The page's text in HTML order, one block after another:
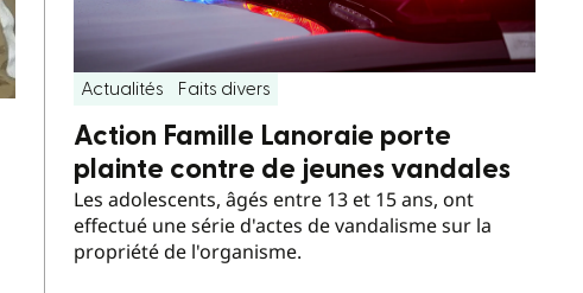
Actualités Faits divers
Action Famille Lanoraie porte
plainte contre de jeunes vandales
Les adolescents, âgés entre 13 et 15 ans, ont
effectué une série d'actes de vandalisme sur la
propriété de l'organisme.